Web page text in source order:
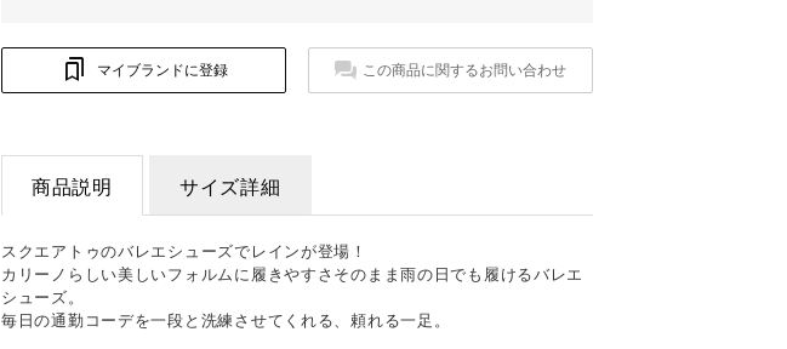
マイブランドに登録 この商品に関するお問い合わせ
商品説明 サイズ詳細
スクエアトゥのバレエシューズでレインが登場！
カリーノらしい美しいフォルムに履きやすさそのまま雨の日でも履けるバレエ
シューズ。
毎日の通勤コーデを一段と洗練させてくれる、頼れる一足。